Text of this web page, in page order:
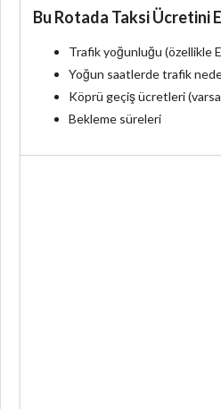
Bu Rotada Taksi Ücretini
Trafik yoğunluğu (özellikle
Yoğun saatlerde trafik
Köprü geçiş ücretleri
Bekleme süreleri